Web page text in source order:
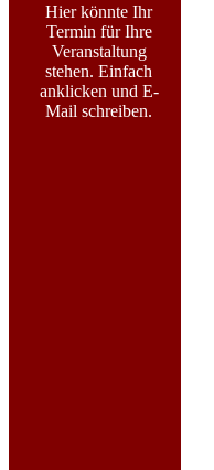
Hier könnte Ihr
Termin für Ihre
Veranstaltung
stehen. Einfach
anklicken und E-
Mail schreiben.